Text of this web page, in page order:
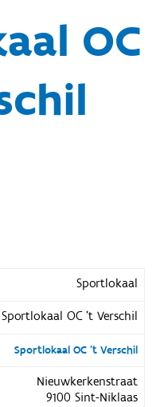
OC
Sportlokaal
Sportlokaal OC 't Verschil
Sportlokaal OC 't Verschil
Nieuwkerkenstraat
9100 Sint-Niklaas